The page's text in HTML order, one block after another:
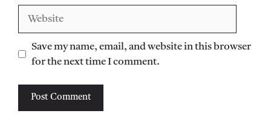
Save my name, email, and website in this browser
for the next time I comment.